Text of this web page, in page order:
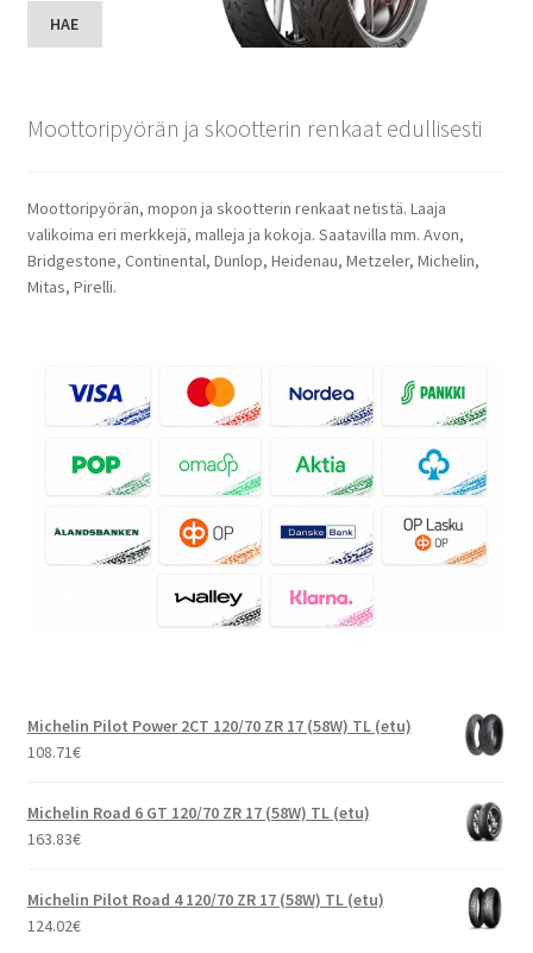
HAE
Moottoripyörän ja skootterin renkaat edullisesti
Moottoripyörän, mopon ja skootterin renkaat netistä. Laaja
valikoima eri merkkejä, malleja ja kokoja. Saatavilla mm. Avon,
Bridgestone, Continental, Dunlop, Heidenau, Metzeler, Michelin,
Mitas, Pirelli.
Michelin Pilot Power 2CT 120/70 ZR 17 (58W) TL (etu)
108.71€
Michelin Road 6 GT 120/70 ZR 17 (58W) TL (etu)
163.83€
Michelin Pilot Road 4 120/70 ZR 17 (58W) TL (etu)
124.02€